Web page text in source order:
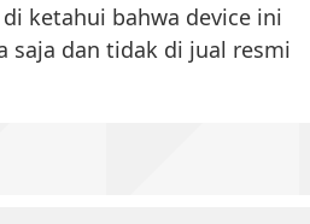
ketahui bahwa device ini
saja dan tidak di jual resmi